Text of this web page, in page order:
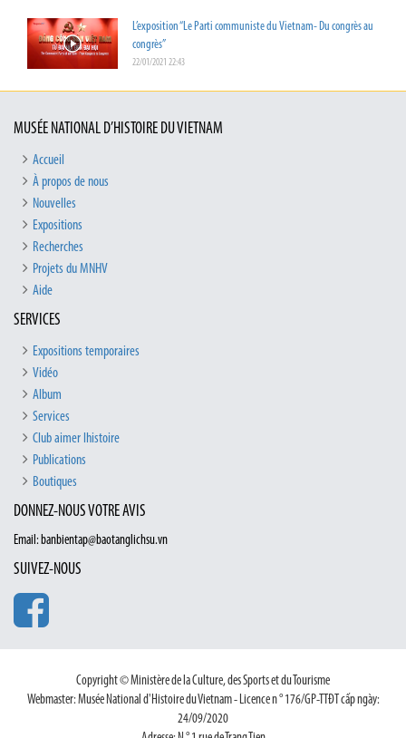
L’exposition “Le Parti communiste du Vietnam- Du congrès au
congrès”
22/01/2021 22:43
MUSÉE NATIONAL D’HISTOIRE DU VIETNAM
Accueil
À propos de nous
Nouvelles
Expositions
Recherches
Projets du MNHV
Aide
SERVICES
Expositions temporaires
Vidéo
Album
Services
Club aimer lhistoire
Publications
Boutiques
DONNEZ-NOUS VOTRE AVIS
Email: banbientap@baotanglichsu.vn
SUIVEZ-NOUS
Copyright © Ministère de la Culture, des Sports et du Tourisme
Webmaster: Musée National d'Histoire du Vietnam - Licence n ° 176/GP-TTĐT cấp ngày:
24/09/2020